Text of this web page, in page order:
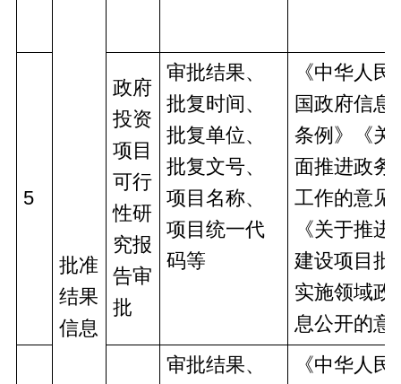
批准
结果
信息
5
政府
投资
项目
可行
性研
究报
告审
批
审批结果、
批复时间、
批复单位、
批复文号、
项目名称、
项目统一代
码等
《中华人民
国政府信息
条例》《关
面推进政务
工作的意见
《关于推进
建设项目批
实施领域政
息公开的意
审批结果、
《中华人民